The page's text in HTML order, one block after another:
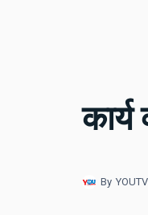
By YOUTV